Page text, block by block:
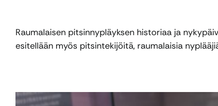
Raumalaisen pitsinnypläyksen historiaa ja
esitellään myös pitsintekijöitä, raumalaisia